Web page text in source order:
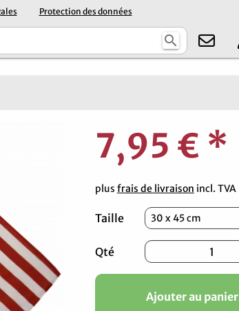
Protection des données
search
7,95 € *
plus frais de livraison incl. TVA
Taille
Qté
Ajouter au panier